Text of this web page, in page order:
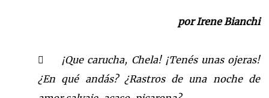
por Irene Bianchi

¡Que carucha, Chela! ¡Tenés unas ojeras!
¿En qué andás? ¿Rastros de una noche de